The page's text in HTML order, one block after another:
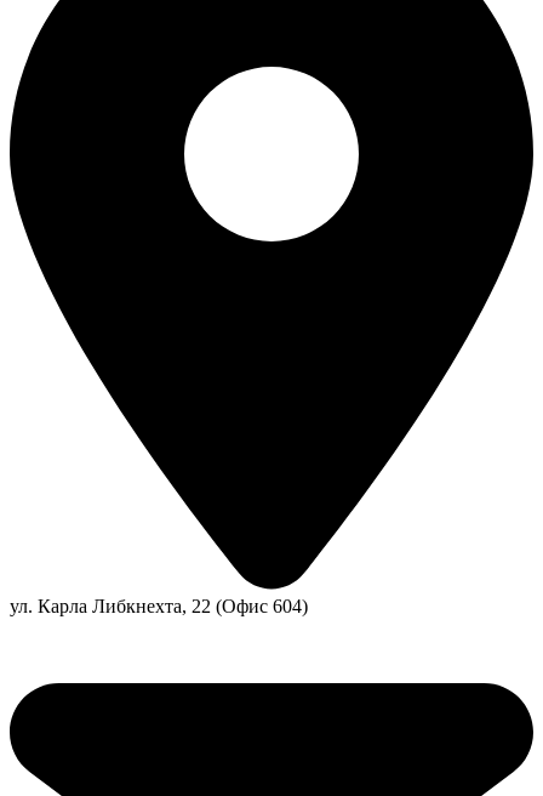
ул. Карла Либкнехта, 22 (Офис 604)